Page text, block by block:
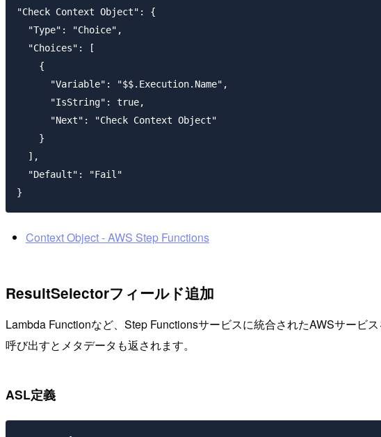
"Check Context Object": {
  "Type": "Choice",
  "Choices": [
    {
      "Variable": "$$.Execution.Name",
      "IsString": true,
      "Next": "Check Context Object"
    }
  ],
  "Default": "Fail"
Context Object - AWS Step Functions
ResultSelectorフィールド追加
Lambda Functionなど、Step Functionsサービスに統合されたAWSサービ
呼び出すとメタデータも返されます。
ASL定義